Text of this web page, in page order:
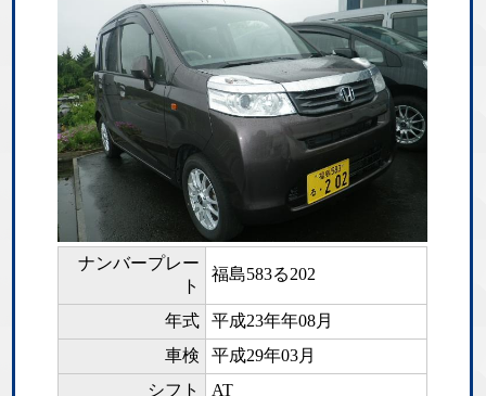
ナンバープレー
ト
福島583る202
年式
平成23年年08月
車検
平成29年03月
シフト
AT